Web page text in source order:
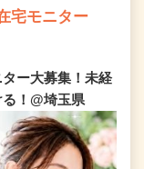
宅モニター
ー大募集！未経
！@埼玉県